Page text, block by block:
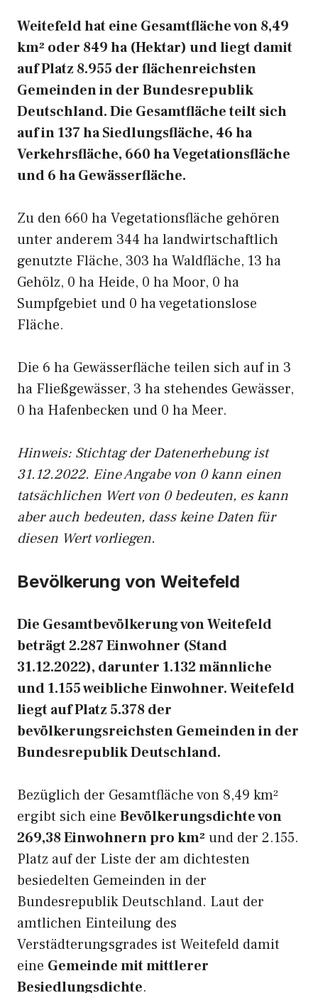
Weitefeld hat eine Gesamtfläche von 8,49
km² oder 849 ha (Hektar) und liegt damit
auf Platz 8.955 der flächenreichsten
Gemeinden in der Bundesrepublik
Deutschland. Die Gesamtfläche teilt sich
auf in 137 ha Siedlungsfläche, 46 ha
Verkehrsfläche, 660 ha Vegetationsfläche
und 6 ha Gewässerfläche.
Zu den 660 ha Vegetationsfläche gehören
unter anderem 344 ha landwirtschaftlich
genutzte Fläche, 303 ha Waldfläche, 13 ha
Gehölz, 0 ha Heide, 0 ha Moor, 0 ha
Sumpfgebiet und 0 ha vegetationslose
Fläche.
Die 6 ha Gewässerfläche teilen sich auf in 3
ha Fließgewässer, 3 ha stehendes Gewässer,
0 ha Hafenbecken und 0 ha Meer.
Hinweis: Stichtag der Datenerhebung ist
31.12.2022. Eine Angabe von 0 kann einen
tatsächlichen Wert von 0 bedeuten, es kann
aber auch bedeuten, dass keine Daten für
diesen Wert vorliegen.
Bevölkerung von Weitefeld
Die Gesamtbevölkerung von Weitefeld
beträgt 2.287 Einwohner (Stand
31.12.2022), darunter 1.132 männliche
und 1.155 weibliche Einwohner. Weitefeld
liegt auf Platz 5.378 der
bevölkerungsreichsten Gemeinden in der
Bundesrepublik Deutschland.
Bezüglich der Gesamtfläche von 8,49 km²
ergibt sich eine Bevölkerungsdichte von
269,38 Einwohnern pro km² und der 2.155.
Platz auf der Liste der am dichtesten
besiedelten Gemeinden in der
Bundesrepublik Deutschland. Laut der
amtlichen Einteilung des
Verstädterungsgrades ist Weitefeld damit
eine Gemeinde mit mittlerer
Besiedlungsdichte.